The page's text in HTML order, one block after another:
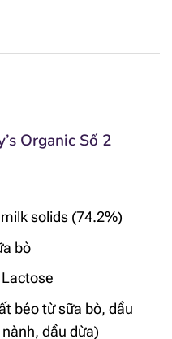
Organic Số 2
solids (74.2%)
bò
Lactose
béo từ sữa bò, dầu
dầu dừa)